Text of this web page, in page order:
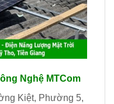
Nghệ MTCom
Kiệt, Phường 5,